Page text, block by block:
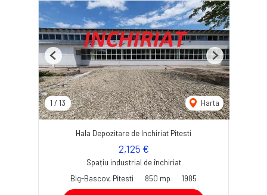
1 / 13 Harta
Previous Next
Hala Depozitare de Inchiriat Pitesti
2,125 €
Spațiu industrial de închiriat
Big-Bascov, Pitesti
850 mp 1985